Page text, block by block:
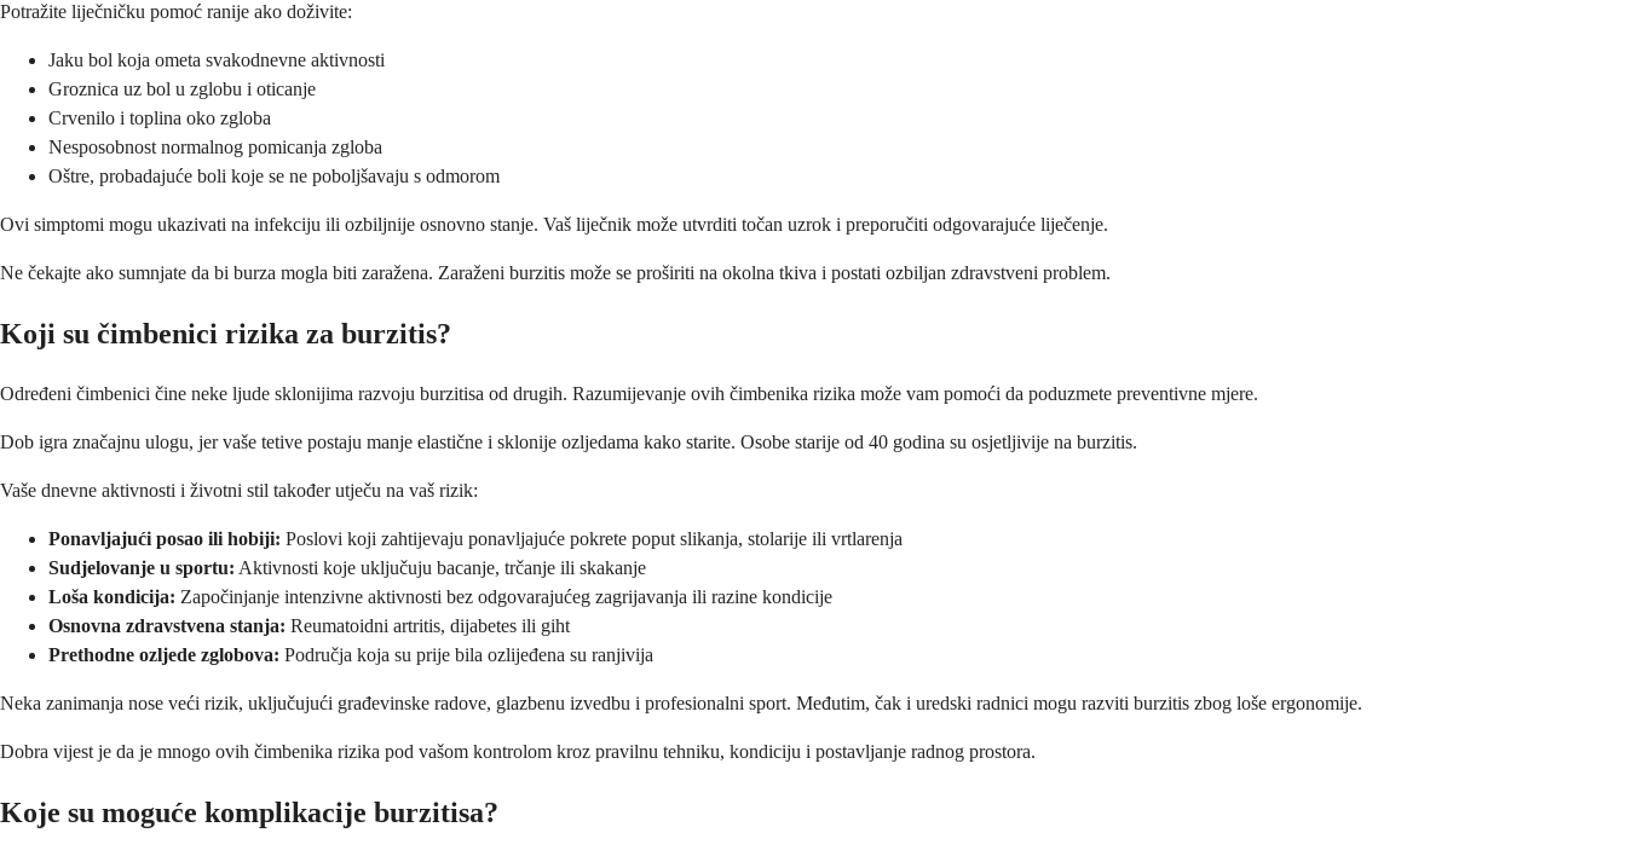
Potražite liječničku pomoć ranije ako doživite:
Jaku bol koja ometa svakodnevne aktivnosti
Groznica uz bol u zglobu i oticanje
Crvenilo i toplina oko zgloba
Nesposobnost normalnog pomicanja zgloba
Oštre, probadajuće boli koje se ne poboljšavaju s odmorom
Ovi simptomi mogu ukazivati na infekciju ili ozbiljnije osnovno stanje. Vaš liječnik može utvrditi točan uzrok i preporučiti odgovarajuće liječenje.
Ne čekajte ako sumnjate da bi burza mogla biti zaražena. Zaraženi burzitis može se proširiti na okolna tkiva i postati ozbiljan zdravstveni problem.
Koji su čimbenici rizika za burzitis?
Određeni čimbenici čine neke ljude sklonijima razvoju burzitisa od drugih. Razumijevanje ovih čimbenika rizika može vam pomoći da poduzmete preventivne mjere.
Dob igra značajnu ulogu, jer vaše tetive postaju manje elastične i sklonije ozljedama kako starite. Osobe starije od 40 godina su osjetljivije na burzitis.
Vaše dnevne aktivnosti i životni stil također utječu na vaš rizik:
Ponavljajući posao ili hobiji: Poslovi koji zahtijevaju ponavljajuće pokrete poput slikanja, stolarije ili vrtlarenja
Sudjelovanje u sportu: Aktivnosti koje uključuju bacanje, trčanje ili skakanje
Loša kondicija: Započinjanje intenzivne aktivnosti bez odgovarajućeg zagrijavanja ili razine kondicije
Osnovna zdravstvena stanja: Reumatoidni artritis, dijabetes ili giht
Prethodne ozljede zglobova: Područja koja su prije bila ozlijeđena su ranjivija
Neka zanimanja nose veći rizik, uključujući građevinske radove, glazbenu izvedbu i profesionalni sport. Međutim, čak i uredski radnici mogu razviti burzitis zbog loše ergonomije.
Dobra vijest je da je mnogo ovih čimbenika rizika pod vašom kontrolom kroz pravilnu tehniku, kondiciju i postavljanje radnog prostora.
Koje su moguće komplikacije burzitisa?